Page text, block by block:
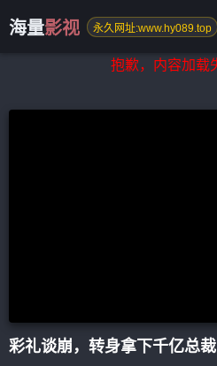
海量影视 永久网址:www.hy089.top
抱歉，内容加载
彩礼谈崩，转身拿下千亿总裁